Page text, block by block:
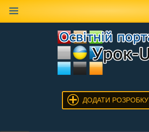
ДОДАТИ РОЗРОБКУ